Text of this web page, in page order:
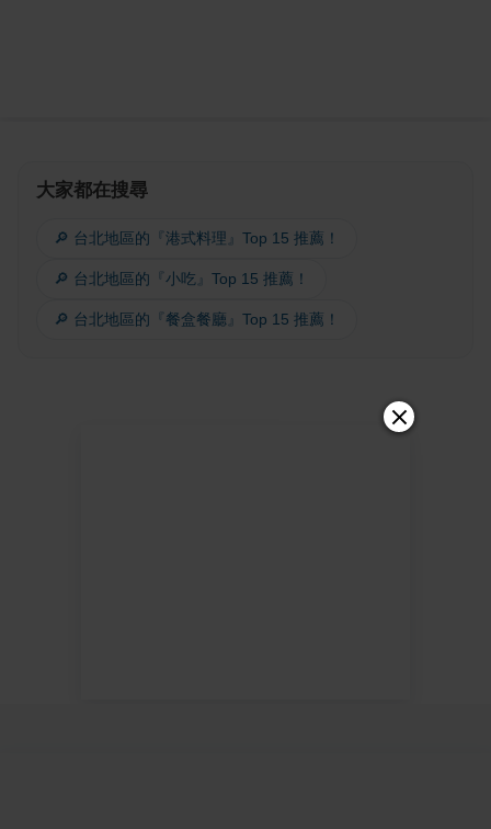
大家都在搜尋
🔎 台北地區的『港式料理』Top 15 推薦！
🔎 台北地區的『小吃』Top 15 推薦！
🔎 台北地區的『餐盒餐廳』Top 15 推薦！